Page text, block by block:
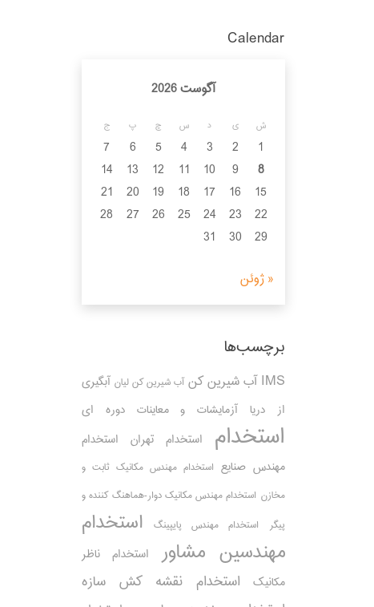
Calendar
آگوست 2026
ش ی د س چ پ ج
1
2
3
4
5
6
7
8
9
10
11
12
13
14
15
16
17
18
19
20
21
22
23
24
25
26
27
28
29
30
31
« ژوئن
برچسب‌ها
IMS آب شیرین کن آب شیرین کن لیان آبگیری
از دریا
آزمایشات و معاینات دوره ای
استخدام استخدام تهران
استخدام
مهندس صنایع استخدام مهندس مکانیک ثابت و
مخازن استخدام مهندس مکانیک دوار-هماهنگ کننده و
پیگر
استخدام مهندس پایپینگ
استخدام
مهندسین مشاور
استخدام ناظر
مکانیک
استخدام نقشه کش سازه